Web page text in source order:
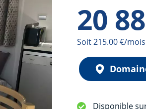
20
Mensualité
Soit 215.00 €/mois
Disponible